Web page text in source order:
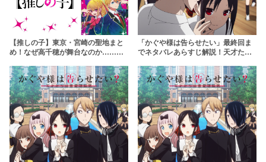
【推しの子】東京・宮崎の聖地まと
め！なぜ高千穂が舞台なのか……伏
「かぐや様は告らせたい」最終回ま
でネタバレあらすじ解説！天才たち